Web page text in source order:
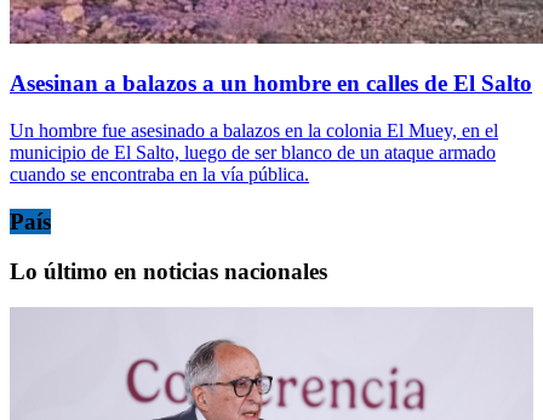
Asesinan a balazos a un hombre en calles de El Salto
Un hombre fue asesinado a balazos en la colonia El Muey, en el
municipio de El Salto, luego de ser blanco de un ataque armado
cuando se encontraba en la vía pública.
País
Lo último en noticias nacionales